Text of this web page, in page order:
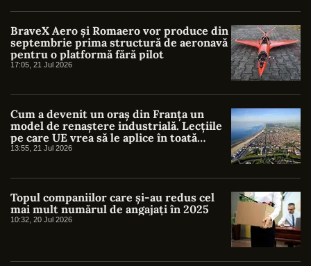
BraveX Aero și Romaero vor produce din
septembrie prima structură de aeronavă
pentru o platformă fără pilot
17:05, 21 Jul 2026
Cum a devenit un oraș din Franța un
model de renaștere industrială. Lecțiile
pe care UE vrea să le aplice în toată
Europa
13:55, 21 Jul 2026
Topul companiilor care și-au redus cel
mai mult numărul de angajați în 2025
10:32, 20 Jul 2026